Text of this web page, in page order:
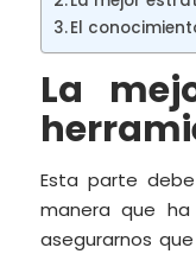
El
La
Esta parte
manera que
asegurarnos